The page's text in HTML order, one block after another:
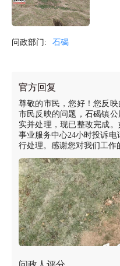
问政部门: 石碣
官方回复
尊敬的市民，您好！您反
市民反映的问题，石碣镇
实并处理，现已整改完成
事业服务中心24小时投诉电
行处理。感谢您对我们工作